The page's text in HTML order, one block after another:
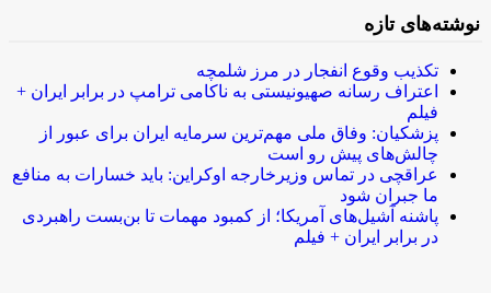
نوشته‌های تازه
تکذیب وقوع انفجار در مرز شلمچه
اعتراف رسانه صهیونیستی به ناکامی ترامپ در برابر ایران +
فیلم
پزشکیان: وفاق ملی مهم‌ترین سرمایه ایران برای عبور از
چالش‌های پیش رو است
عراقچی در تماس وزیرخارجه اوکراین: باید خسارات به منافع
ما جبران شود
پاشنه آشیل‌های آمریکا؛ از کمبود مهمات تا بن‌بست راهبردی
در برابر ایران + فیلم